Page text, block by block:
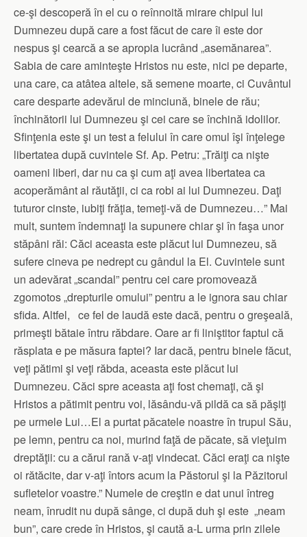
ce-şi descoperă în el cu o reînnoită mirare chipul lui
Dumnezeu după care a fost făcut de care îi este dor
nespus şi cearcă a se apropia lucrând „asemănarea”.
Sabia de care aminteşte Hristos nu este, nici pe departe,
una care, ca atâtea altele, să semene moarte, ci Cuvântul
care desparte adevărul de minciună, binele de rău;
închinătorii lui Dumnezeu şi cei care se închină idolilor.
Sfinţenia este şi un test a felului în care omul îşi înţelege
libertatea după cuvintele Sf. Ap. Petru: „Trăiţi ca nişte
oameni liberi, dar nu ca şi cum aţi avea libertatea ca
acoperământ al răutăţii, ci ca robi ai lui Dumnezeu. Daţi
tuturor cinste, iubiţi frăţia, temeţi-vă de Dumnezeu…” Mai
mult, suntem îndemnaţi la supunere chiar şi în faşa unor
stăpâni răi: Căci aceasta este plăcut lui Dumnezeu, să
sufere cineva pe nedrept cu gândul la El. Cuvintele sunt
un adevărat „scandal” pentru cei care promovează
zgomotos „drepturile omului” pentru a le ignora sau chiar
sfida. Altfel, ce fel de laudă este dacă, pentru o greşeală,
primeşti bătaie întru răbdare. Oare ar fi liniştitor faptul că
răsplata e pe măsura faptei? Iar dacă, pentru binele făcut,
veţi pătimi şi veţi răbda, aceasta este plăcut lui
Dumnezeu. Căci spre aceasta aţi fost chemaţi, că şi
Hristos a pătimit pentru voi, lăsându-vă pildă ca să păşiţi
pe urmele Lui…El a purtat păcatele noastre în trupul Său,
pe lemn, pentru ca noi, murind faţă de păcate, să vieţuim
dreptăţii: cu a cărui rană v-aţi vindecat. Căci eraţi ca nişte
oi rătăcite, dar v-aţi întors acum la Păstorul şi la Păzitorul
sufletelor voastre.” Numele de creştin e dat unui întreg
neam, înrudit nu după sânge, ci după duh şi este „neam
bun”, care crede în Hristos, şi caută a-L urma prin zilele